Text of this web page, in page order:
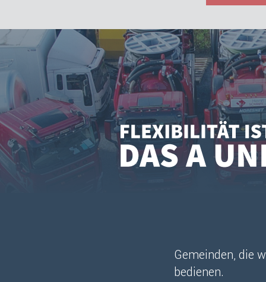
Gemeinden, die
bedienen.